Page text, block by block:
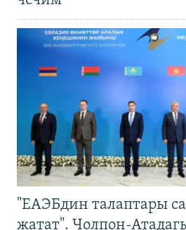
"ЕАЭБдин талаптары
жатат". Чолпон-